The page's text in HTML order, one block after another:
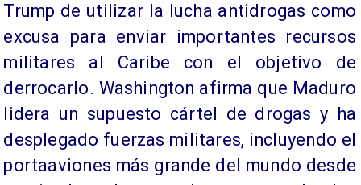
Trump de utilizar la lucha antidrogas como
excusa para enviar importantes recursos
militares al Caribe con el objetivo de
derrocarlo. Washington afirma que Maduro
lidera un supuesto cártel de drogas y ha
desplegado fuerzas militares, incluyendo el
portaaviones más grande del mundo desde